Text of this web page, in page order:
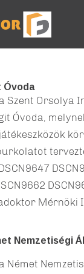
Óvoda
Szent Orsolya
Óvoda,
Mérnöki
Nemzetiségi
Német